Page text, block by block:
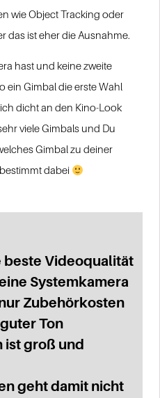
wie Object Tracking oder
das ist eher die Ausnahme.
hast und keine zweite
ein Gimbal die erste Wahl
dicht an den Kino-Look
viele Gimbals und Du
Gimbal zu deiner
dabei
beste Videoqualität
Systemkamera
Zubehörkosten
Ton
ist groß und
geht damit nicht